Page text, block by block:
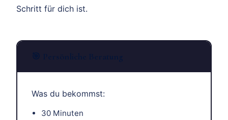
Schritt für dich ist.
Was du bekommst:
30 Minuten